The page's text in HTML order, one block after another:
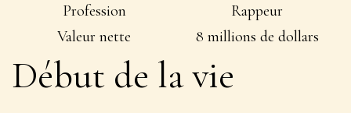
Profession
Rappeur
Valeur nette
8 millions de dollars
Début de la vie